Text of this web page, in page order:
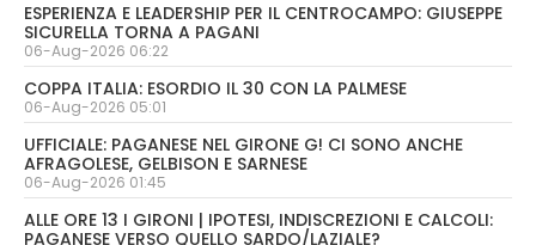
ESPERIENZA E LEADERSHIP PER IL CENTROCAMPO: GIUSEPPE
SICURELLA TORNA A PAGANI
06-Aug-2026 06:22
COPPA ITALIA: ESORDIO IL 30 CON LA PALMESE
06-Aug-2026 05:01
UFFICIALE: PAGANESE NEL GIRONE G! CI SONO ANCHE
AFRAGOLESE, GELBISON E SARNESE
06-Aug-2026 01:45
ALLE ORE 13 I GIRONI | IPOTESI, INDISCREZIONI E CALCOLI:
PAGANESE VERSO QUELLO SARDO/LAZIALE?